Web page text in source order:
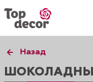
Назад